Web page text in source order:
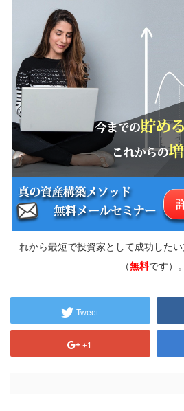
れから最短で投資家として成功した
（無料です）。
Tweet
+1